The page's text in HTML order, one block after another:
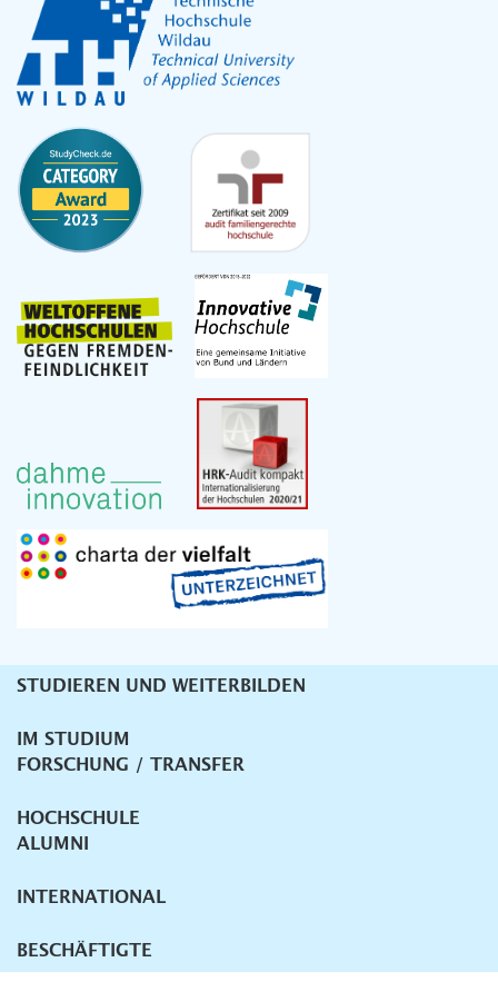
Unternavigation
STUDIEREN UND WEITERBILDEN
IM STUDIUM
FORSCHUNG / TRANSFER
HOCHSCHULE
ALUMNI
INTERNATIONAL
BESCHÄFTIGTE